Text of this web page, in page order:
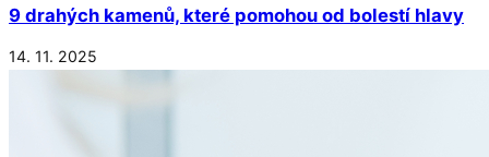
9 drahých kamenů, které pomohou od bolestí hlavy
14. 11. 2025